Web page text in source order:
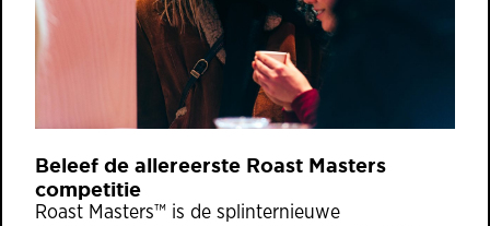
Beleef de allereerste Roast Masters
competitie
Roast Masters™ is de splinternieuwe